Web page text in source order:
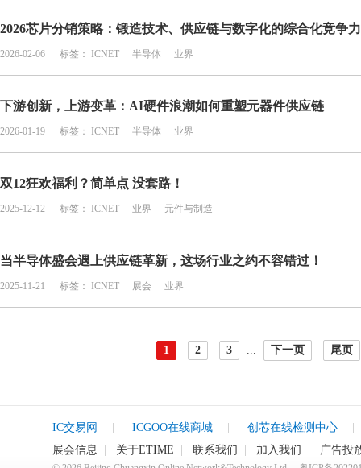
2026芯片分销策略：锻造技术、供应链与数字化的综合化竞争力
2026-02-06 标签： ICNET 半导体 业界
下游创新，上游变革：AI硬件浪潮如何重塑元器件供应链
2026-01-19 标签： ICNET 半导体 业界
双12狂欢福利？简单点 没套路！
2025-12-12 标签： ICNET 业界 元件与制造
当半导体盛会遇上供应链革新，这场行业之约不容错过！
2025-11-21 标签： ICNET 展会 业界
1 2 3 ... 下一页 尾页
IC交易网 ICGOO在线商城 创芯在线检测中心
展会信息
关于ETIME 联系我们 加入我们 广告投